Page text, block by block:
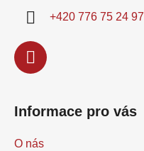
+420 776 75 24 97
Informace pro vás
O nás